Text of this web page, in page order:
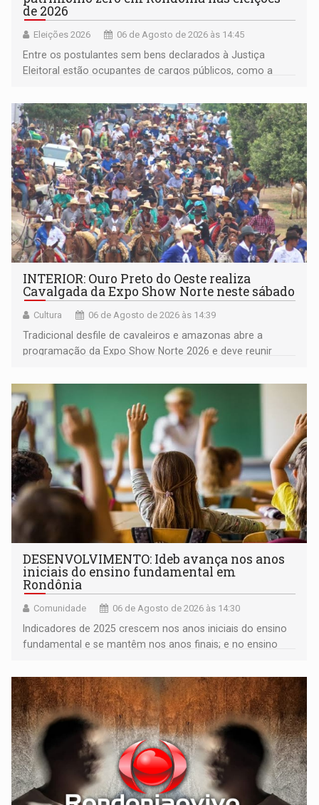
de 2026
Eleições 2026 06 de Agosto de 2026 às 14:45
Entre os postulantes sem bens declarados à Justiça
Eleitoral estão ocupantes de cargos públicos, como a
Pedro Geovar (PP) e a vice-prefeita Magna dos Anjos
(NOVO)
INTERIOR: Ouro Preto do Oeste realiza
Cavalgada da Expo Show Norte neste sábado
Cultura 06 de Agosto de 2026 às 14:39
Tradicional desfile de cavaleiros e amazonas abre a
programação da Expo Show Norte 2026 e deve reunir
DESENVOLVIMENTO: Ideb avança nos anos
iniciais do ensino fundamental em
Rondônia
Comunidade 06 de Agosto de 2026 às 14:30
Indicadores de 2025 crescem nos anos iniciais do ensino
fundamental e se mantêm nos anos finais; e no ensino